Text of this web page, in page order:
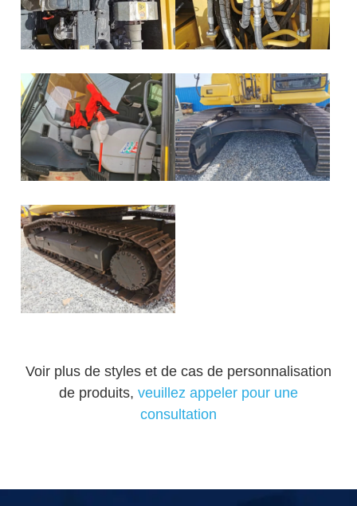
Voir plus de styles et de cas de personnalisation
de produits, veuillez appeler pour une
consultation